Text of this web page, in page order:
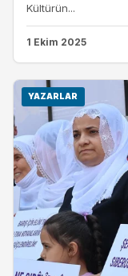
Kültürün...
1 Ekim 2025
YAZARLAR